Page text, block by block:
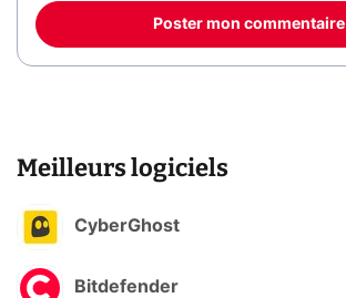
Poster mon commentaire
Meilleurs logiciels
CyberGhost
Bitdefender